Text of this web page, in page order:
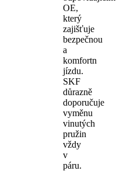
OE,
který
zajišťuje
bezpečnou
a
komfortn
jízdu.
SKF
důrazně
doporučuje
vyměnu
vinutých
pružin
vždy
v
páru.